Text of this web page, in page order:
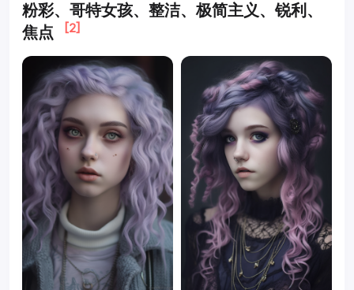
粉彩、哥特女孩、整洁、极简主义、锐利、
焦点
[2]